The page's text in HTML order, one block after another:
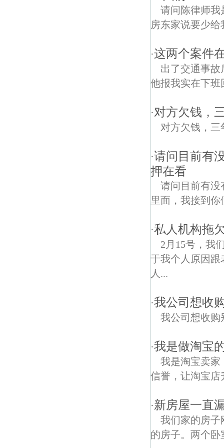
请问陈律师我
房东家说要少
·这两个案件
出了交通事
他报我实在下班
·对方欠钱，
对方欠钱，
·请问目前有
押在看
请问目前有没
里面，我接到
·私人机构拖
2月15号，我
于我个人原因跟
人...
·我公司想收
我公司想收购
·我是做淘宝
我是淘宝卖家
信誉，让淘宝店
·新房屋一直
我们家的房子
的房子。两个